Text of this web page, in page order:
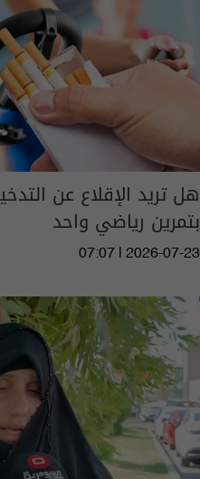
هل تريد الإقلاع عن
بتمرين رياضي واحد
07:07 | 2026-07-23